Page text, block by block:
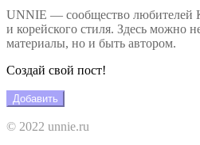
UNNIE — сообщество любителей
и корейского стиля. Здесь можно
материалы, но и быть автором.
Создай свой пост!
Добавить
© 2022 unnie.ru